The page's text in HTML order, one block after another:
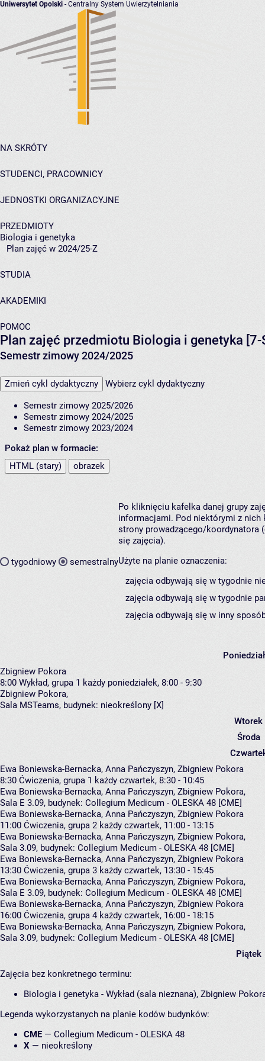
Uniwersytet Opolski - Centralny System Uwierzytelniania
NA SKRÓTY
STUDENCI, PRACOWNICY
JEDNOSTKI ORGANIZACYJNE
PRZEDMIOTY
Biologia i genetyka
Plan zajęć w 2024/25-Z
STUDIA
AKADEMIKI
POMOC
Plan zajęć przedmiotu Biologia i genetyka
Semestr zimowy 2024/2025
Zmień cykl dydaktyczny Wybierz cykl dydaktyczny
Semestr zimowy 2025/2026
Semestr zimowy 2024/2025
Semestr zimowy 2023/2024
Pokaż plan w formacie:
HTML (stary)
obrazek
tygodniowy semestralny
Po kliknięciu kafelka danej grupy
informacjami. Pod niektórymi z nich
strony prowadzącego/koordynatora
się zajęcia).
Użyte na planie oznaczenia:
zajęcia odbywają się w tygodnie
zajęcia odbywają się w tygodnie
zajęcia odbywają się w inny
Zbigniew Pokora
8:00 Wykład, grupa 1 każdy poniedziałek, 8:00 - 9:30
Zbigniew Pokora,
Sala MSTeams, budynek: nieokreślony [X]
Wtorek
Środa
Ewa Boniewska-Bernacka, Anna Pańczyszyn, Zbigniew Pokora
8:30 Ćwiczenia, grupa 1 każdy czwartek, 8:30 - 10:45
Ewa Boniewska-Bernacka, Anna Pańczyszyn, Zbigniew Pokora,
Sala E 3.09, budynek: Collegium Medicum - OLESKA 48 [CME]
Ewa Boniewska-Bernacka, Anna Pańczyszyn, Zbigniew Pokora
11:00 Ćwiczenia, grupa 2 każdy czwartek, 11:00 - 13:15
Ewa Boniewska-Bernacka, Anna Pańczyszyn, Zbigniew Pokora,
Sala 3.09, budynek: Collegium Medicum - OLESKA 48 [CME]
Ewa Boniewska-Bernacka, Anna Pańczyszyn, Zbigniew Pokora
13:30 Ćwiczenia, grupa 3 każdy czwartek, 13:30 - 15:45
Ewa Boniewska-Bernacka, Anna Pańczyszyn, Zbigniew Pokora,
Sala E 3.09, budynek: Collegium Medicum - OLESKA 48 [CME]
Ewa Boniewska-Bernacka, Anna Pańczyszyn, Zbigniew Pokora
16:00 Ćwiczenia, grupa 4 każdy czwartek, 16:00 - 18:15
Ewa Boniewska-Bernacka, Anna Pańczyszyn, Zbigniew Pokora,
Sala 3.09, budynek: Collegium Medicum - OLESKA 48 [CME]
Piątek
Zajęcia bez konkretnego terminu:
Biologia i genetyka - Wykład (sala nieznana), Zbigniew
Legenda wykorzystanych na planie kodów budynków:
CME— Collegium Medicum - OLESKA 48
X — nieokreślony